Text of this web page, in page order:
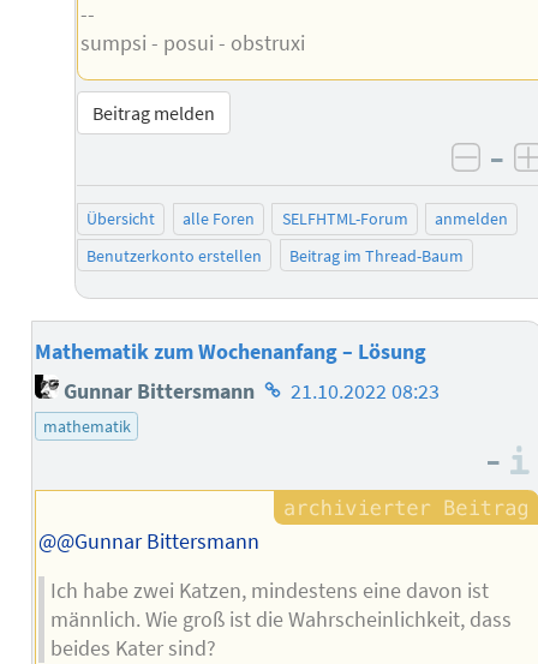
--
sumpsi - posui - obstruxi
Beitrag melden
–
Übersicht alle Foren SELFHTML-Forum
anmelden
Benutzerkonto erstellen
Beitrag im Thread-Baum
Mathematik zum Wochenanfang – Lösung
Gunnar Bittersmann Homepage
21.10.2022 08:23
mathematik
–
@@Gunnar Bittersmann
Ich habe zwei Katzen, mindestens eine davon ist
männlich. Wie groß ist die Wahrscheinlichkeit, dass
beides Kater sind?